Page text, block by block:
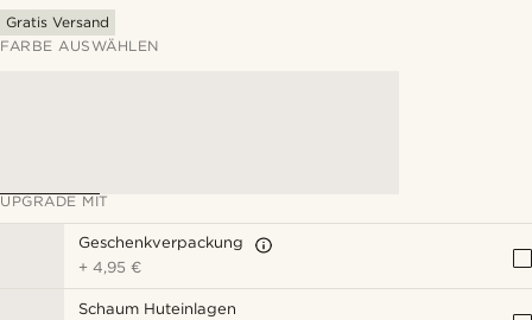
Gratis Versand
FARBE AUSWÄHLEN
UPGRADE MIT
Geschenkverpackung
+4,95 €
Schaum Huteinlagen